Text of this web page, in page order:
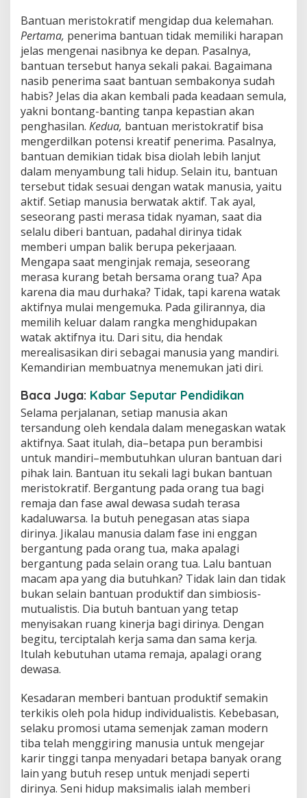
Bantuan meristokratif mengidap dua kelemahan.
Pertama, penerima bantuan tidak memiliki harapan
jelas mengenai nasibnya ke depan. Pasalnya,
bantuan tersebut hanya sekali pakai. Bagaimana
nasib penerima saat bantuan sembakonya sudah
habis? Jelas dia akan kembali pada keadaan semula,
yakni bontang-banting tanpa kepastian akan
penghasilan. Kedua, bantuan meristokratif bisa
mengerdilkan potensi kreatif penerima. Pasalnya,
bantuan demikian tidak bisa diolah lebih lanjut
dalam menyambung tali hidup. Selain itu, bantuan
tersebut tidak sesuai dengan watak manusia, yaitu
aktif. Setiap manusia berwatak aktif. Tak ayal,
seseorang pasti merasa tidak nyaman, saat dia
selalu diberi bantuan, padahal dirinya tidak
memberi umpan balik berupa pekerjaaan.
Mengapa saat menginjak remaja, seseorang
merasa kurang betah bersama orang tua? Apa
karena dia mau durhaka? Tidak, tapi karena watak
aktifnya mulai mengemuka. Pada gilirannya, dia
memilih keluar dalam rangka menghidupakan
watak aktifnya itu. Dari situ, dia hendak
merealisasikan diri sebagai manusia yang mandiri.
Kemandirian membuatnya menemukan jati diri.
Baca Juga: Kabar Seputar Pendidikan
Selama perjalanan, setiap manusia akan
tersandung oleh kendala dalam menegaskan watak
aktifnya. Saat itulah, dia–betapa pun berambisi
untuk mandiri–membutuhkan uluran bantuan dari
pihak lain. Bantuan itu sekali lagi bukan bantuan
meristokratif. Bergantung pada orang tua bagi
remaja dan fase awal dewasa sudah terasa
kadaluwarsa. Ia butuh penegasan atas siapa
dirinya. Jikalau manusia dalam fase ini enggan
bergantung pada orang tua, maka apalagi
bergantung pada selain orang tua. Lalu bantuan
macam apa yang dia butuhkan? Tidak lain dan tidak
bukan selain bantuan produktif dan simbiosis-
mutualistis. Dia butuh bantuan yang tetap
menyisakan ruang kinerja bagi dirinya. Dengan
begitu, terciptalah kerja sama dan sama kerja.
Itulah kebutuhan utama remaja, apalagi orang
dewasa.
Kesadaran memberi bantuan produktif semakin
terkikis oleh pola hidup individualistis. Kebebasan,
selaku promosi utama semenjak zaman modern
tiba telah menggiring manusia untuk mengejar
karir tinggi tanpa menyadari betapa banyak orang
lain yang butuh resep untuk menjadi seperti
dirinya. Seni hidup maksimalis ialah memberi